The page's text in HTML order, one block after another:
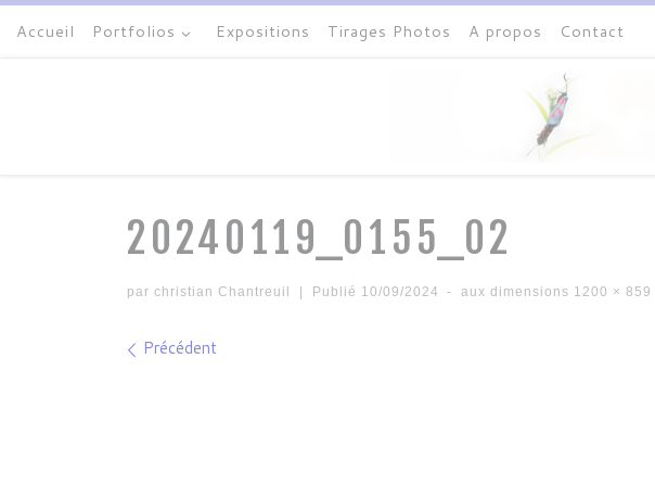
Passer au contenu
Accueil Portfolios Expositions Tirages Photos A propos Contact
20240119_0155_02
par christian Chantreuil | Publié 10/09/2024 - aux dimensions 1200 × 859
Navigation des images
Précédent